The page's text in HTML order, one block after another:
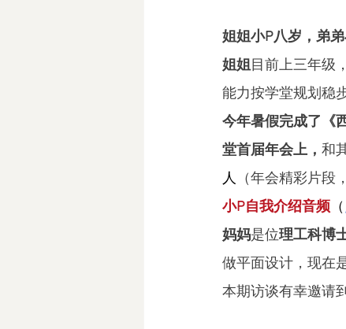
姐姐小P八岁，弟
姐姐目前上三年级
能力按学堂规划稳
今年暑假完成了《
堂首届年会上， 和
人 （年会精彩片段，
小P自我介绍音频 （
妈妈是位理工科博
做平面设计，现在
本期访谈有幸邀请